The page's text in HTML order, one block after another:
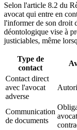
Selon l'article 8.2 du
avocat qui entre en
l'informer de son droit
déontologique vise à
justiciables, même
Type de
contact
Contact direct
avec l'avocat
adverse
Communication
de documents